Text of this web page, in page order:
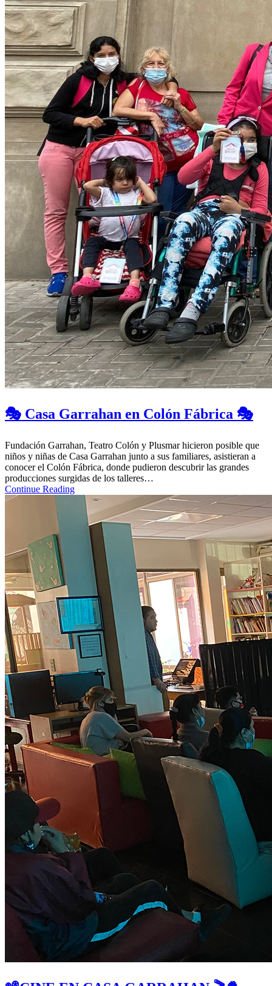
🎭 Casa Garrahan en Colón Fábrica 🎭
Fundación Garrahan, Teatro Colón y Plusmar hicieron posible que
niños y niñas de Casa Garrahan junto a sus familiares, asistieran a
conocer el Colón Fábrica, donde pudieron descubrir las grandes
producciones surgidas de los talleres…
Continue Reading